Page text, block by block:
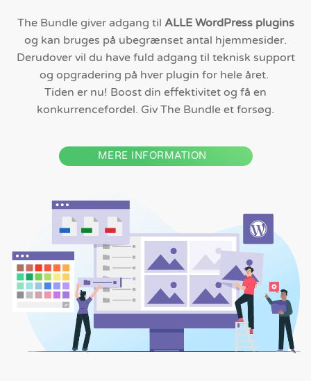
The Bundle giver adgang til ALLE WordPress plugins
og kan bruges på ubegrænset antal hjemmesider.
Derudover vil du have fuld adgang til teknisk support
og opgradering på hver plugin for hele året.
Tiden er nu! Boost din effektivitet og få en
konkurrencefordel. Giv The Bundle et forsøg.
MERE INFORMATION